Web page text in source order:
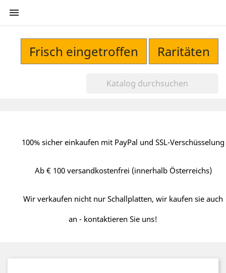

Frisch eingetroffen Raritäten
100% sicher einkaufen mit PayPal und SSL-Verschüsselung
Ab € 100 versandkostenfrei (innerhalb Österreichs)
Wir verkaufen nicht nur Schallplatten, wir kaufen sie auch
an - kontaktieren Sie uns!